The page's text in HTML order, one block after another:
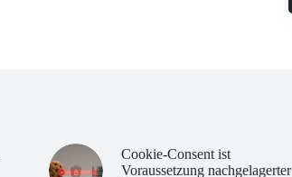
Cookie-Consent ist
Voraussetzung nachgelagerter